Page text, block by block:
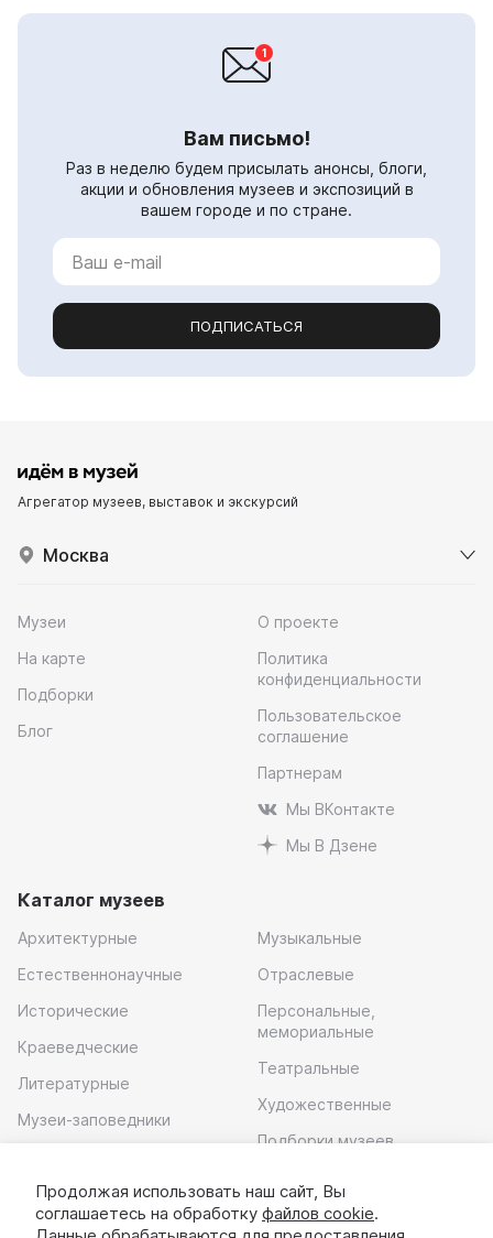
Вам письмо!
Раз в неделю будем присылать анонсы, блоги,
акции и обновления музеев и экспозиций в
вашем городе и по стране.
ПОДПИСАТЬСЯ
Агрегатор музеев, выставок и экскурсий
Москва
Музеи
На карте
Подборки
Блог
О проекте
Политика
конфиденциальности
Пользовательское
соглашение
Партнерам
Мы ВКонтакте
Мы В Дзене
Каталог музеев
Архитектурные
Естественнонаучные
Исторические
Краеведческие
Литературные
Музеи-заповедники
Музыкальные
Отраслевые
Персональные,
мемориальные
Театральные
Художественные
Подборки музеев
Скачать приложение
Продолжая использовать наш сайт, Вы
соглашаетесь на обработку файлов cookie.